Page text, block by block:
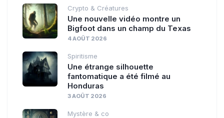
Crypto & Créatures
Une nouvelle vidéo montre un
Bigfoot dans un champ du Texas
4 AOÛT 2026
Spiritisme
Une étrange silhouette
fantomatique a été filmé au
Honduras
3 AOÛT 2026
Mystère & co